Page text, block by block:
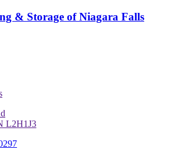
& Storage of Niagara Falls
L2H1J3